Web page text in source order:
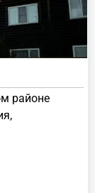
районе